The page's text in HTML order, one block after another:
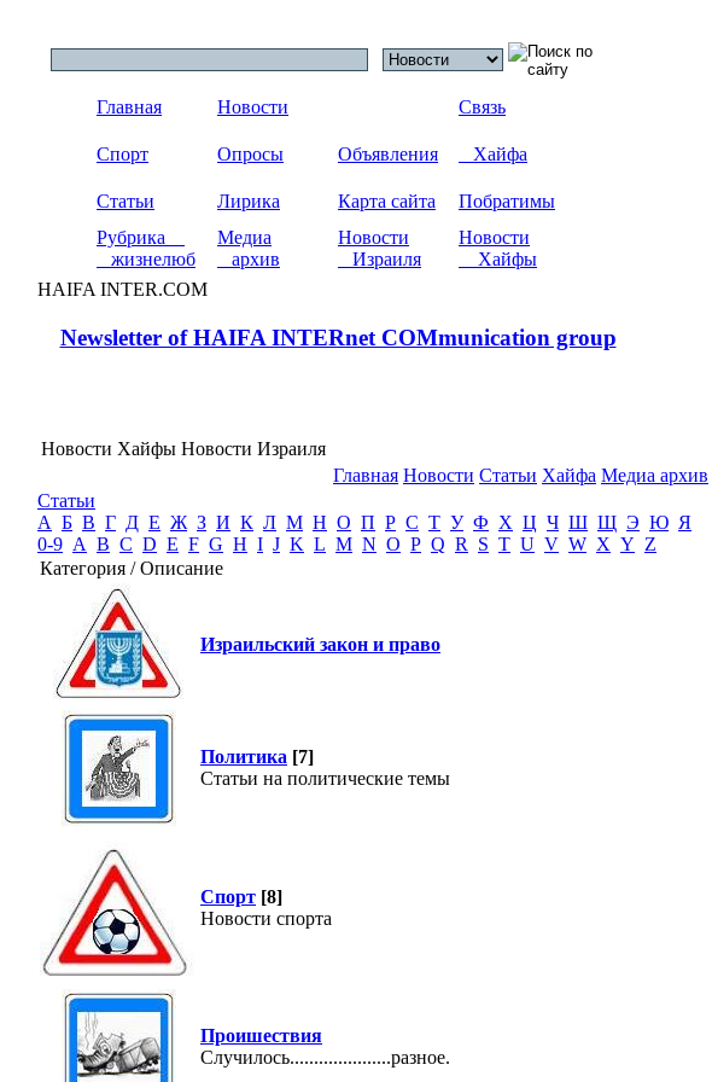
Главная Новости Связь
Спорт Опросы Объявления Хайфа
Статьи Лирика Карта сайта
Побратимы
Рубрика
жизнелюб
Медиа
архив
Новости
Израиля
Новости
Хайфы
HAIFA INTER.COM
Newsletter of HAIFA INTERnet COMmunication group
Новости Хайфы Новости Израиля
Главная Новости Статьи Хайфа Медиа архив
Статьи
А Б В Г Д Е Ж З И К Л М Н О П Р С Т У Ф Х Ц Ч Ш Щ Э Ю Я
0-9 A B C D E F G H I J K L M N O P Q R S T U V W X Y Z
Категория / Описание
Израильский закон и право
Политика [7]
Статьи на политические темы
Спорт [8]
Новости спорта
Проишествия
Случилось.....................разное.